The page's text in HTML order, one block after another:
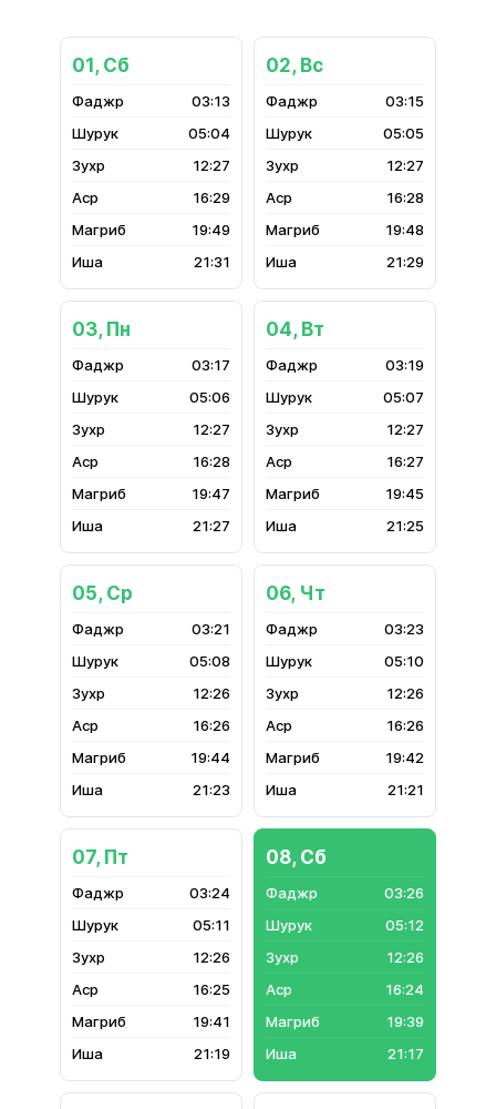
01, Сб
03:13
05:04
12:27
16:29
19:49
21:31
02, Вс
03:15
05:05
12:27
16:28
19:48
21:29
03, Пн
03:17
05:06
12:27
16:28
19:47
21:27
04, Вт
03:19
05:07
12:27
16:27
19:45
21:25
05, Ср
03:21
05:08
12:26
16:26
19:44
21:23
06, Чт
03:23
05:10
12:26
16:26
19:42
21:21
07, Пт
03:24
05:11
12:26
16:25
19:41
21:19
08, Сб
03:26
05:12
12:26
16:24
19:39
21:17